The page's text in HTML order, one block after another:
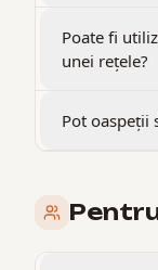
Poate fi
unei rețele?
Pot oaspeții